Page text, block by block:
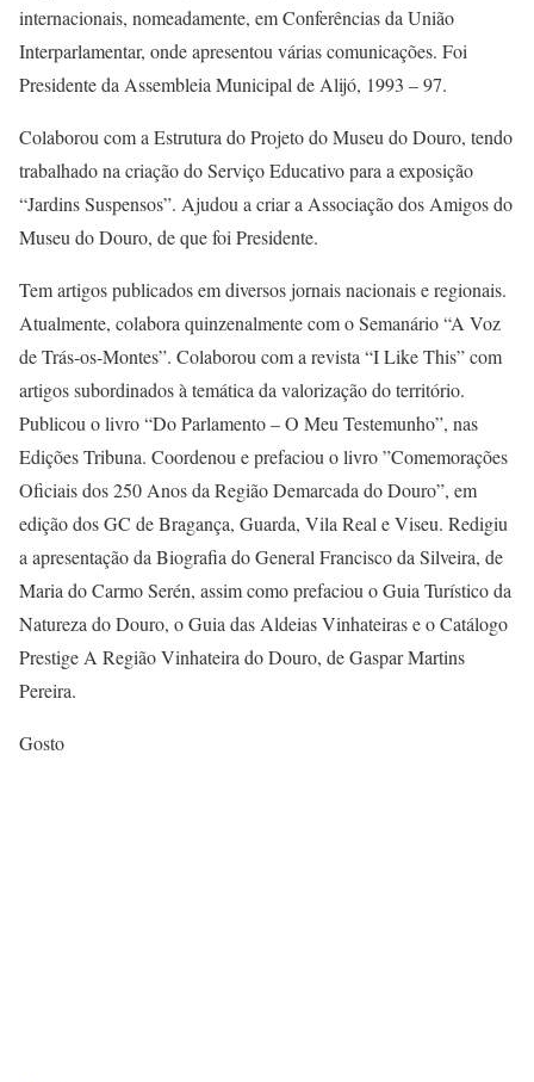
internacionais, nomeadamente, em Conferências da União
Interparlamentar, onde apresentou várias comunicações. Foi
Presidente da Assembleia Municipal de Alijó, 1993 – 97.
Colaborou com a Estrutura do Projeto do Museu do Douro, tendo
trabalhado na criação do Serviço Educativo para a exposição
“Jardins Suspensos”. Ajudou a criar a Associação dos Amigos do
Museu do Douro, de que foi Presidente.
Tem artigos publicados em diversos jornais nacionais e regionais.
Atualmente, colabora quinzenalmente com o Semanário “A Voz
de Trás-os-Montes”. Colaborou com a revista “I Like This” com
artigos subordinados à temática da valorização do território.
Publicou o livro “Do Parlamento – O Meu Testemunho”, nas
Edições Tribuna. Coordenou e prefaciou o livro ”Comemorações
Oficiais dos 250 Anos da Região Demarcada do Douro”, em
edição dos GC de Bragança, Guarda, Vila Real e Viseu. Redigiu
a apresentação da Biografia do General Francisco da Silveira, de
Maria do Carmo Serén, assim como prefaciou o Guia Turístico da
Natureza do Douro, o Guia das Aldeias Vinhateiras e o Catálogo
Prestige A Região Vinhateira do Douro, de Gaspar Martins
Pereira.
Gosto